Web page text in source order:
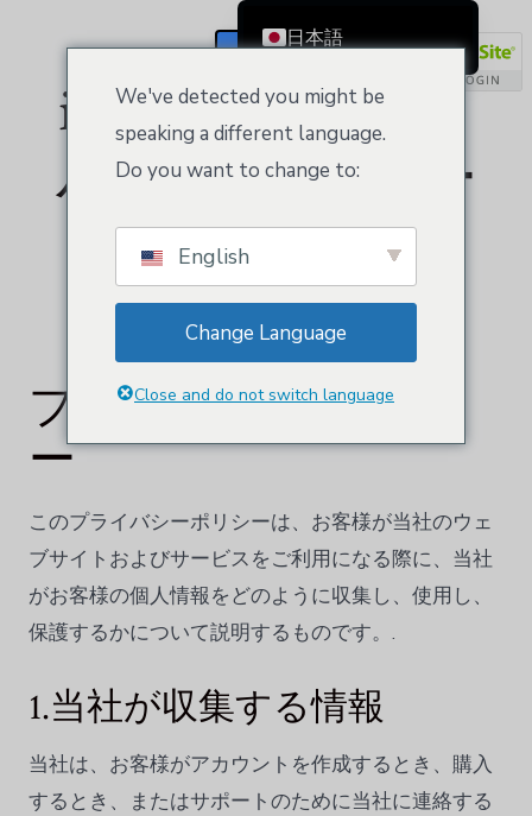
データ-trp-post-
id='7324'>プライ
バシーポリシー
</trp-post-
container
プライバシーポリシ
ー
このプライバシーポリシーは、お客様が当社のウェ
ブサイトおよびサービスをご利用になる際に、当社
がお客様の個人情報をどのように収集し、使用し、
保護するかについて説明するものです。.
1.当社が収集する情報
当社は、お客様がアカウントを作成するとき、購入
するとき、またはサポートのために当社に連絡する
We've detected you might be
speaking a different language.
Do you want to change to:
English
Change Language
Close and do not switch language
日本語
Ελληνικά
Suomi
Bahasa Indonesia
한국어
Norsk bokmål
Polski
Português
Svenska
Türkçe